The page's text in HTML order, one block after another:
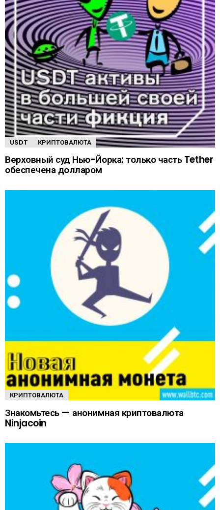
USDT КРИПТОВАЛЮТА
Верховный суд Нью-Йорка: только часть Tether
обеспечена долларом
КРИПТОВАЛЮТА
Знакомьтесь — анонимная криптовалюта
Ninjacoin